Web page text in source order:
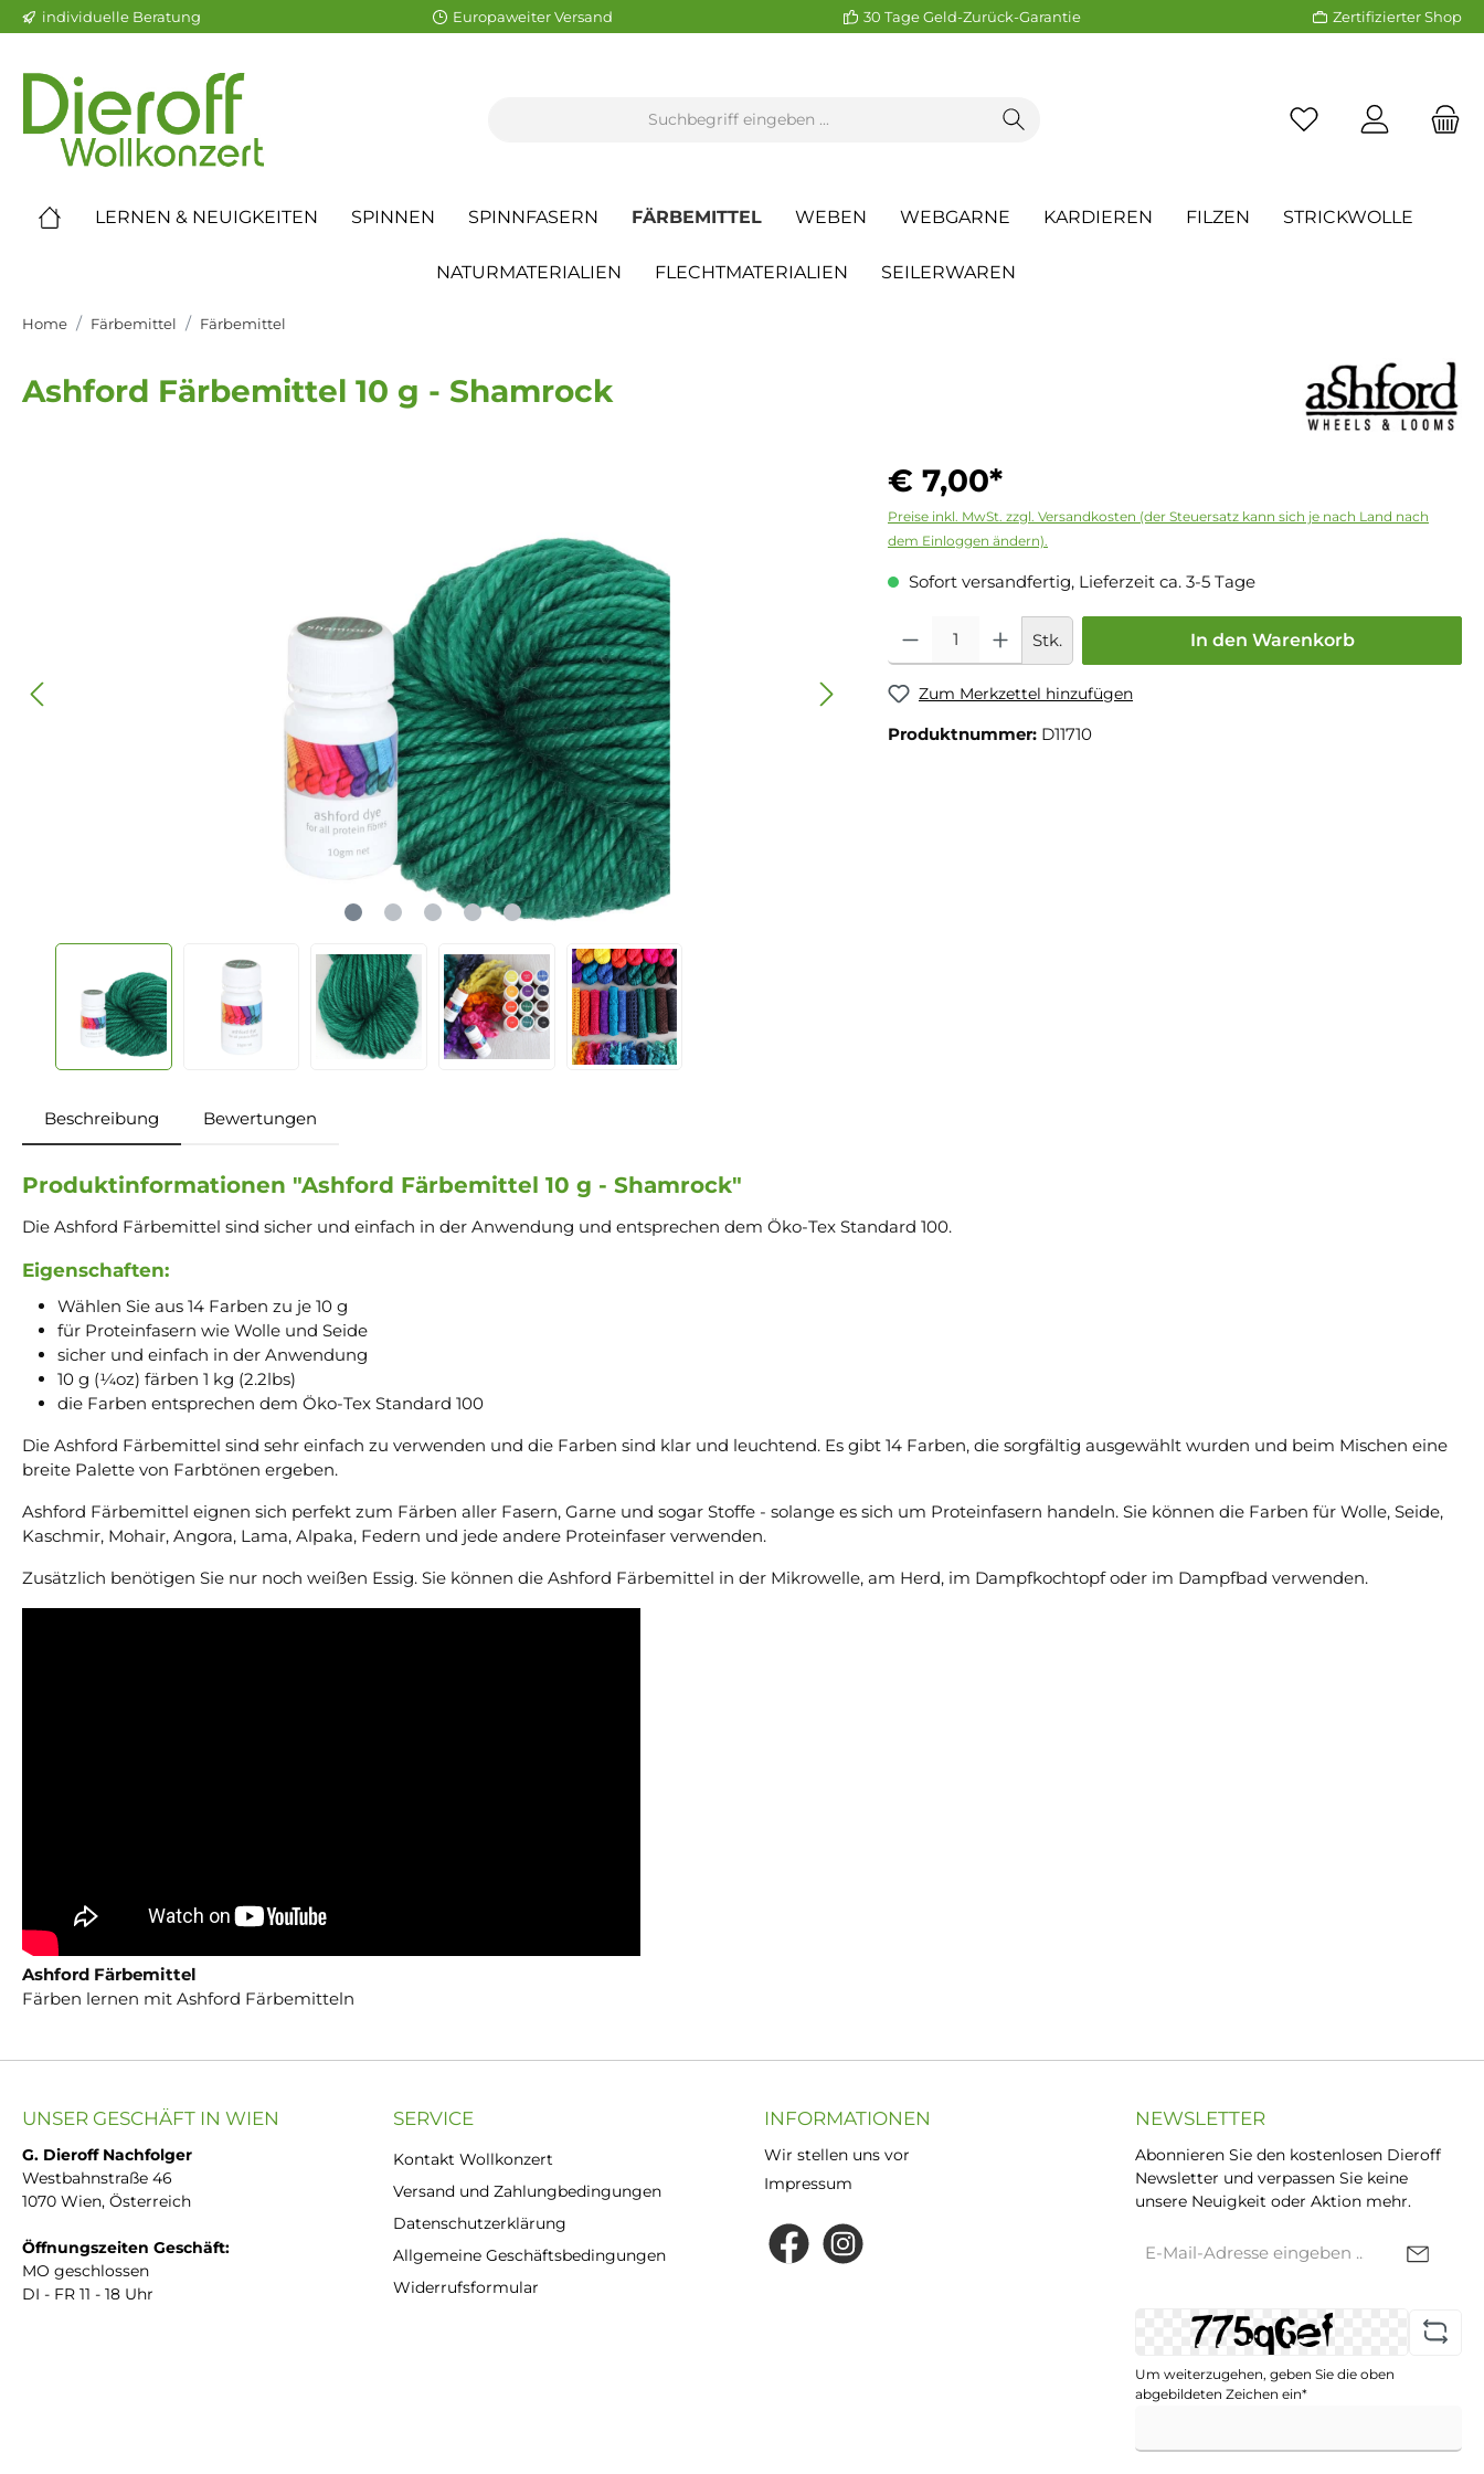
individuelle Beratung Europaweiter Versand 30 Tage Geld-Zurück-Garantie Zertifizierter Shop
LERNEN & NEUIGKEITEN SPINNEN SPINNFASERN FÄRBEMITTEL WEBEN WEBGARNE KARDIEREN FILZEN STRICKWOLLE
NATURMATERIALIEN FLECHTMATERIALIEN SEILERWAREN
Home Färbemittel Färbemittel
Ashford Färbemittel 10 g - Shamrock
€ 7,00*
Preise inkl. MwSt. zzgl. Versandkosten (der Steuersatz kann sich je nach Land nach
dem Einloggen ändern).
Sofort versandfertig, Lieferzeit ca. 3-5 Tage
Stk. In den Warenkorb
Zum Merkzettel hinzufügen
Produktnummer: D11710
Beschreibung Bewertungen
Produktinformationen "Ashford Färbemittel 10 g - Shamrock"
Die Ashford Färbemittel sind sicher und einfach in der Anwendung und entsprechen dem Öko-Tex Standard 100.
Eigenschaften:
Wählen Sie aus 14 Farben zu je 10 g
für Proteinfasern wie Wolle und Seide
sicher und einfach in der Anwendung
10 g (¼oz) färben 1 kg (2.2lbs)
die Farben entsprechen dem Öko-Tex Standard 100
Die Ashford Färbemittel sind sehr einfach zu verwenden und die Farben sind klar und leuchtend. Es gibt 14 Farben, die sorgfältig ausgewählt wurden und beim Mischen eine
breite Palette von Farbtönen ergeben.
Ashford Färbemittel eignen sich perfekt zum Färben aller Fasern, Garne und sogar Stoffe - solange es sich um Proteinfasern handeln. Sie können die Farben für Wolle, Seide,
Kaschmir, Mohair, Angora, Lama, Alpaka, Federn und jede andere Proteinfaser verwenden.
Zusätzlich benötigen Sie nur noch weißen Essig. Sie können die Ashford Färbemittel in der Mikrowelle, am Herd, im Dampfkochtopf oder im Dampfbad verwenden.
Ashford Färbemittel
Färben lernen mit Ashford Färbemitteln
UNSER GESCHÄFT IN WIEN
G. Dieroff Nachfolger
Westbahnstraße 46
1070 Wien, Österreich
Öffnungszeiten Geschäft:
MO geschlossen
DI - FR 11 - 18 Uhr
SERVICE
Kontakt Wollkonzert
Versand und Zahlungbedingungen
Datenschutzerklärung
Allgemeine Geschäftsbedingungen
Widerrufsformular
INFORMATIONEN
Wir stellen uns vor
Impressum
NEWSLETTER
Abonnieren Sie den kostenlosen Dieroff
Newsletter und verpassen Sie keine
unsere Neuigkeit oder Aktion mehr.
Mail-
Um weiterzugehen, geben Sie die oben
abgebildeten Zeichen ein*